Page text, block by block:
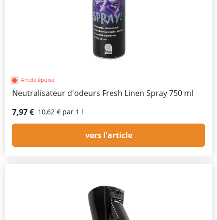
Article épuisé
Neutralisateur d'odeurs Fresh Linen Spray 750 ml
7,97 € 10,62 € par 1 l
vers l'article